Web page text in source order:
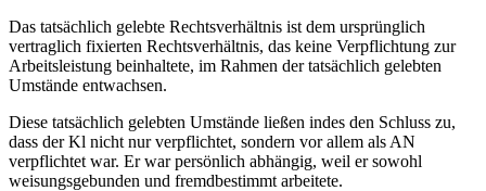
Das tatsächlich gelebte Rechtsverhältnis ist dem ursprünglich
vertraglich fixierten Rechtsverhältnis, das keine Verpflichtung zur
Arbeitsleistung beinhaltete, im Rahmen der tatsächlich gelebten
Umstände entwachsen.
Diese tatsächlich gelebten Umstände ließen indes den Schluss zu,
dass der Kl nicht nur verpflichtet, sondern vor allem als AN
verpflichtet war. Er war persönlich abhängig, weil er sowohl
weisungsgebunden und fremdbestimmt arbeitete.